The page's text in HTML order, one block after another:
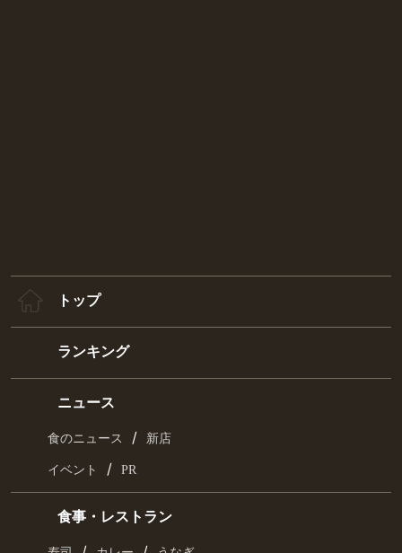
トップ
ランキング
ニュース
食のニュース /
イベント / PR
食事・レストラン